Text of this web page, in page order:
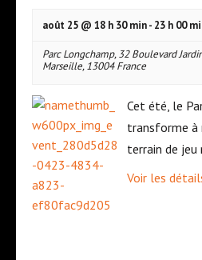
n
e
m
e
n
août 25 @ 18 h 30 min- 23 h 00
Parc Longchamp,32 Boulevard
Marseille, 13004 France
Cet été, le
transforme à
terrain de jeu
Voir les